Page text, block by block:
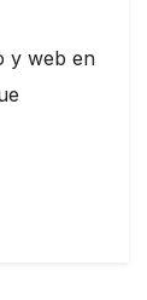
y web en